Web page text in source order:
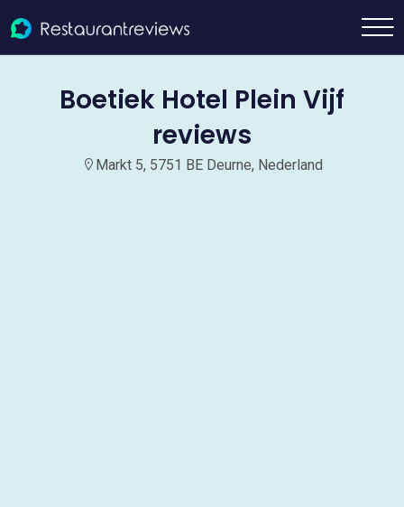
Boetiek Hotel Plein Vijf
reviews
Markt 5, 5751 BE Deurne, Nederland